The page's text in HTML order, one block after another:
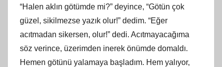
“Halen aklın götümde mi?” deyince, “Götün çok
güzel, sikilmezse yazık olur!” dedim. “Eğer
acıtmadan sikersen, olur!” dedi. Acıtmayacağıma
söz verince, üzerimden inerek önümde domaldı.
Hemen götünü yalamaya başladım. Hem yalıyor,